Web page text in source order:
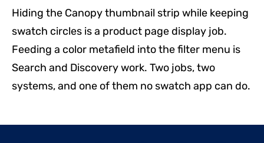
Hiding the Canopy thumbnail strip while keeping
swatch circles is a product page display job.
Feeding a color metafield into the filter menu is
Search and Discovery work. Two jobs, two
systems, and one of them no swatch app can do.